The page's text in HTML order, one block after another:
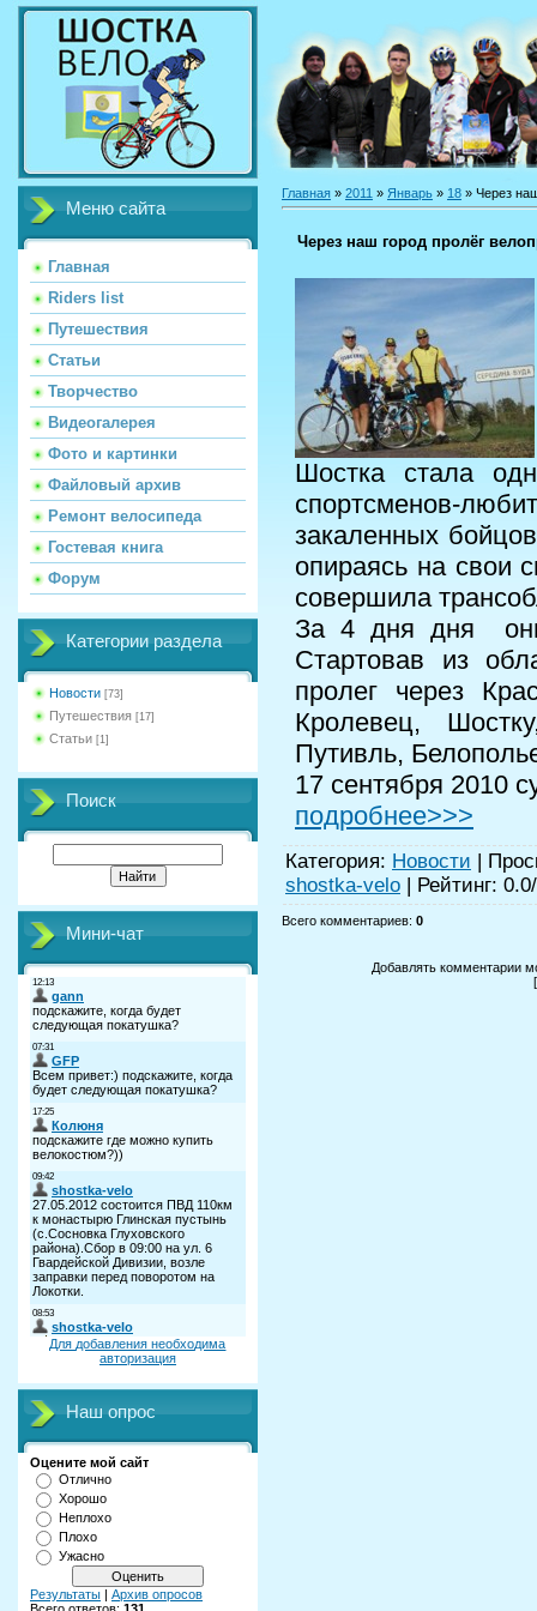
Меню сайта
Главная
Riders list
Путешествия
Статьи
Творчество
Видеогалерея
Фото и картинки
Файловый архив
Ремонт велосипеда
Гостевая книга
Форум
Категории раздела
Новости [73]
Путешествия [17]
Статьи [1]
Поиск
Мини-чат
Для добавления необходима
авторизация
Наш опрос
Оцените мой сайт
Отлично
Хорошо
Неплохо
Плохо
Ужасно
Результаты | Архив опросов
Главная » 2011 » Январь » 18 » Через
Через наш город пролёг
Шостка стала
спортсменов-
закаленных
опираясь на свои
совершила
За 4 дня дня они
Стартовав из
пролег через
Кролевец,
Путивль,
17 сентября 2010
подробнее>>>
Категория: Новости |
shostka-velo | Рейтинг: 0.0/
Всего комментариев: 0
Добавлять комментарии